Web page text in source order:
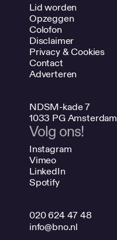
Lid worden
Opzeggen
Colofon
Disclaimer
Privacy & Cookies
Contact
Adverteren
NDSM-kade 7
1033 PG Amsterdam
Volg ons!
Instagram
Vimeo
LinkedIn
Spotify
020 624 47 48
info@bno.nl